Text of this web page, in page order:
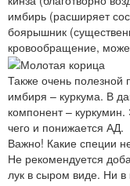
имбирь (расширяет
боярышник
кровообращение,
Также очень полезной
имбиря – куркума. В
компонент –
чего и понижается АД.
Важно! Какие специи
Не рекомендуется
лук в сыром виде. Ни в